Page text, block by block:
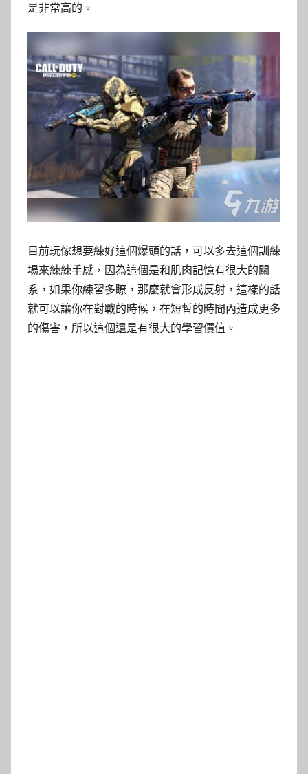
是非常高的。
目前玩傢想要練好這個爆頭的話，可以多去這個訓練
場來練練手感，因為這個是和肌肉記憶有很大的關
系，如果你練習多瞭，那麼就會形成反射，這樣的話
就可以讓你在對戰的時候，在短暫的時間內造成更多
的傷害，所以這個還是有很大的學習價值。